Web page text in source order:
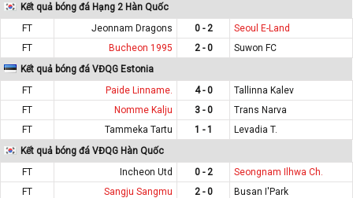
Kết quả bóng đá Hạng 2 Hàn Quốc
FT
Jeonnam Dragons 0 - 2
Seoul E-Land
FT
Bucheon 1995 2 - 0
Suwon FC
Kết quả bóng đá VĐQG Estonia
FT
Paide Linname. 4 - 0
Tallinna Kalev
FT
Nomme Kalju 3 - 0
Trans Narva
FT
Tammeka Tartu 1 - 1
Levadia T.
Kết quả bóng đá VĐQG Hàn Quốc
FT
Incheon Utd 0 - 2
Seongnam Ilhwa Ch.
FT
Sangju Sangmu 2 - 0
Busan I'Park